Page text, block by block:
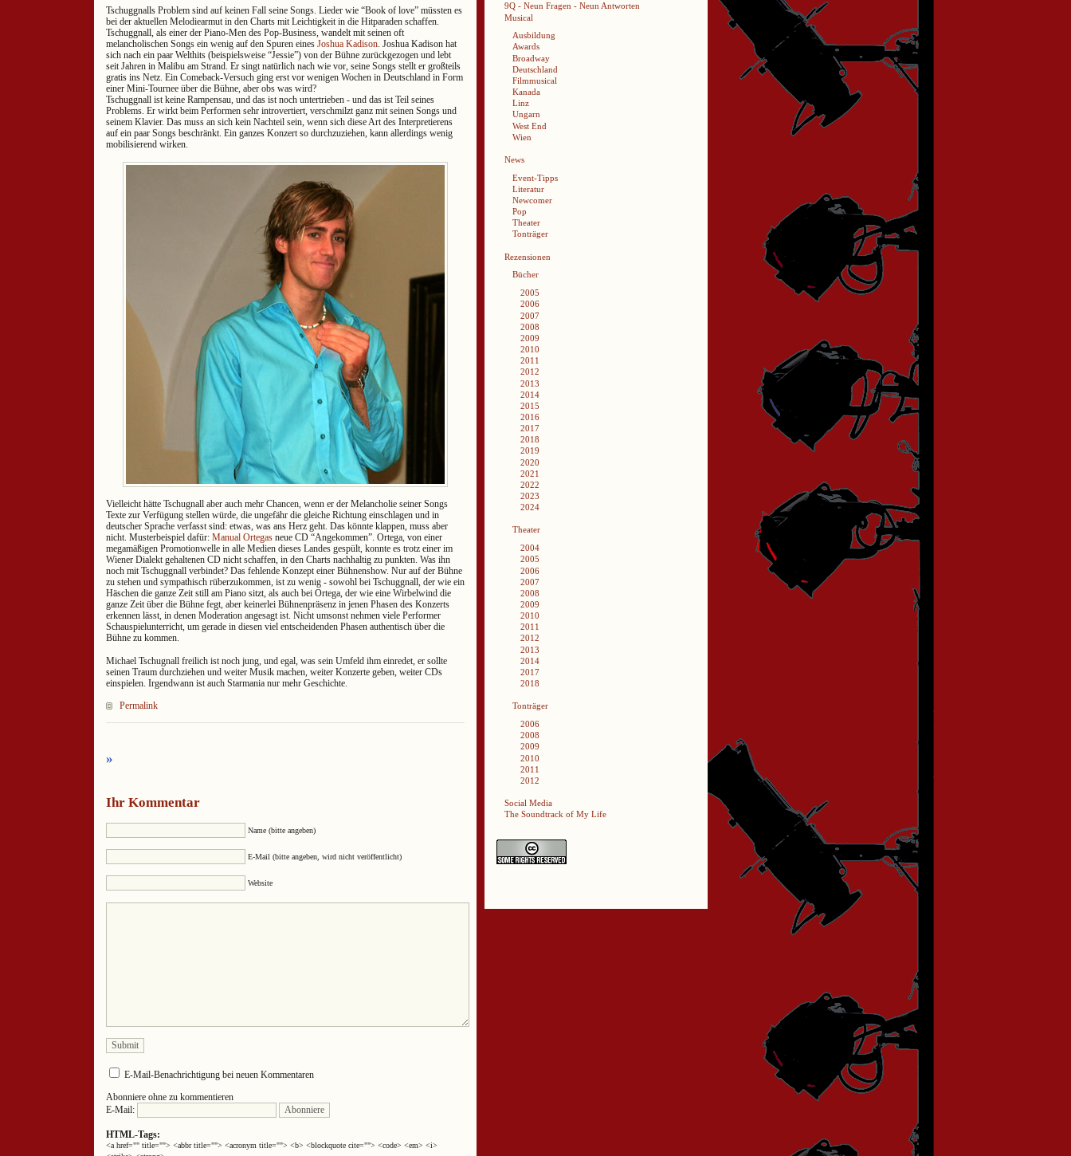
Tschuggnalls Problem sind auf keinen Fall seine Songs. Lieder wie “Book of love” müssten es
bei der aktuellen Melodiearmut in den Charts mit Leichtigkeit in die Hitparaden schaffen.
Tschuggnall, als einer der Piano-Men des Pop-Business, wandelt mit seinen oft
melancholischen Songs ein wenig auf den Spuren eines Joshua Kadison. Joshua Kadison hat
sich nach ein paar Welthits (beispielsweise “Jessie”) von der Bühne zurückgezogen und lebt
seit Jahren in Malibu am Strand. Er singt natürlich nach wie vor, seine Songs stellt er großteils
gratis ins Netz. Ein Comeback-Versuch ging erst vor wenigen Wochen in Deutschland in Form
einer Mini-Tournee über die Bühne, aber obs was wird?
Tschuggnall ist keine Rampensau, und das ist noch untertrieben - und das ist Teil seines
Problems. Er wirkt beim Performen sehr introvertiert, verschmilzt ganz mit seinen Songs und
seinem Klavier. Das muss an sich kein Nachteil sein, wenn sich diese Art des Interpretierens
auf ein paar Songs beschränkt. Ein ganzes Konzert so durchzuziehen, kann allerdings wenig
mobilisierend wirken.
Vielleicht hätte Tschugnall aber auch mehr Chancen, wenn er der Melancholie seiner Songs
Texte zur Verfügung stellen würde, die ungefähr die gleiche Richtung einschlagen und in
deutscher Sprache verfasst sind: etwas, was ans Herz geht. Das könnte klappen, muss aber
nicht. Musterbeispiel dafür: Manual Ortegas neue CD “Angekommen”. Ortega, von einer
megamäßigen Promotionwelle in alle Medien dieses Landes gespült, konnte es trotz einer im
Wiener Dialekt gehaltenen CD nicht schaffen, in den Charts nachhaltig zu punkten. Was ihn
noch mit Tschuggnall verbindet? Das fehlende Konzept einer Bühnenshow. Nur auf der Bühne
zu stehen und sympathisch rüberzukommen, ist zu wenig - sowohl bei Tschuggnall, der wie ein
Häschen die ganze Zeit still am Piano sitzt, als auch bei Ortega, der wie eine Wirbelwind die
ganze Zeit über die Bühne fegt, aber keinerlei Bühnenpräsenz in jenen Phasen des Konzerts
erkennen lässt, in denen Moderation angesagt ist. Nicht umsonst nehmen viele Performer
Schauspielunterricht, um gerade in diesen viel entscheidenden Phasen authentisch über die
Bühne zu kommen.
Michael Tschugnall freilich ist noch jung, und egal, was sein Umfeld ihm einredet, er sollte
seinen Traum durchziehen und weiter Musik machen, weiter Konzerte geben, weiter CDs
einspielen. Irgendwann ist auch Starmania nur mehr Geschichte.
Permalink
»
Ihr Kommentar
Name (bitte angeben)
E-Mail (bitte angeben, wird nicht veröffentlicht)
Website
E-Mail-Benachrichtigung bei neuen Kommentaren
Abonniere ohne zu kommentieren
E-Mail:
HTML-Tags:
<a href="" title=""> <abbr title=""> <acronym title=""> <b> <blockquote cite=""> <code> <em> <i>
9Q - Neun Fragen - Neun Antworten
Musical
Ausbildung
Awards
Broadway
Deutschland
Filmmusical
Kanada
Linz
Ungarn
West End
Wien
News
Event-Tipps
Literatur
Newcomer
Pop
Theater
Tonträger
Rezensionen
Bücher
2005
2006
2007
2008
2009
2010
2011
2012
2013
2014
2015
2016
2017
2018
2019
2020
2021
2022
2023
2024
Theater
2004
2005
2006
2007
2008
2009
2010
2011
2012
2013
2014
2017
2018
Tonträger
2006
2008
2009
2010
2011
2012
Social Media
The Soundtrack of My Life